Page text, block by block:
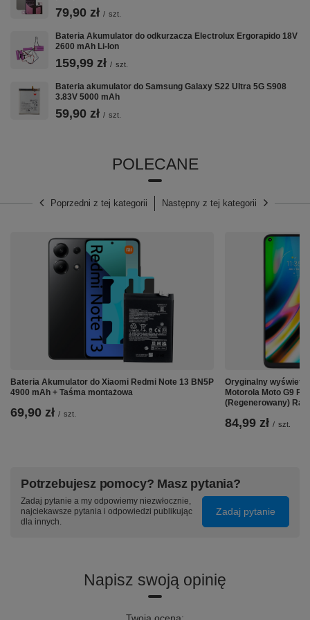
ogniw Li-Ion, bateria cechuje się długą żywotnością
pełną wydajność przez długi czas
79,90 zł / szt.
Bateria Akumulator do odkurzacza Electrolux Ergorapido 18V
2600 mAh Li-Ion
159,99 zł / szt.
Bateria akumulator do Samsung Galaxy S22 Ultra 5G S908
3.83V 5000 mAh
59,90 zł / szt.
POLECANE
Poprzedni z tej kategorii Następny z tej kategorii
Bateria Akumulator do Xiaomi Redmi Note 13 BN5P
4900 mAh + Taśma montażowa
69,90 zł / szt.
Oryginalny
Motorola Moto G9
(Regenerowany)
84,99 zł / szt.
Potrzebujesz pomocy? Masz pytania?
Zadaj pytanie a my odpowiemy niezwłocznie,
najciekawsze pytania i odpowiedzi publikując
dla innych.
Zadaj pytanie
Napisz swoją opinię